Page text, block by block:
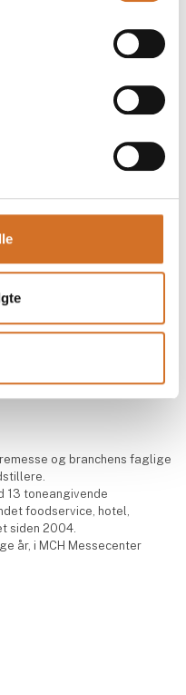
og branchens faglige
13 toneangivende
foodservice, hotel,
siden 2004.
år, i MCH Messecenter